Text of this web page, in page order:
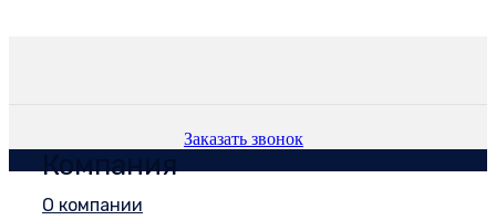
Заказать звонок
Компания
О компании